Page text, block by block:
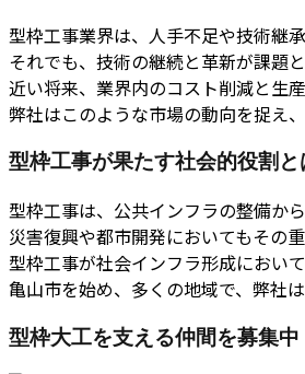
型枠工事業界は、人手不足や技術継
それでも、技術の継続と革新が課題
近い将来、業界内のコスト削減と生
弊社はこのような市場の動向を捉え
型枠工事が果たす社会的役割と
型枠工事は、公共インフラの整備か
災害復興や都市開発においてもその
型枠工事が社会インフラ形成におい
亀山市を始め、多くの地域で、弊社
型枠大工を支える仲間を募集中